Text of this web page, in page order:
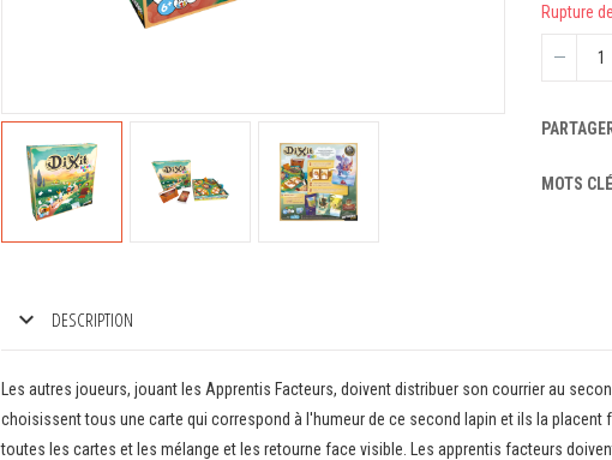
Rupture
MOTS CLÉ
DESCRIPTION
Les autres joueurs, jouant les Apprentis Facteurs, doivent distribuer son courrier au
choisissent tous une carte qui correspond à l'humeur de ce second lapin et ils la
toutes les cartes et les mélange et les retourne face visible. Les apprentis facteurs